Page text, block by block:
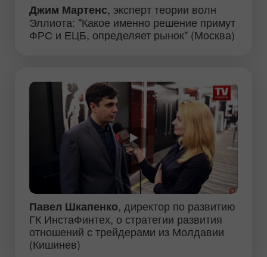
Джим Мартенс, эксперт теории волн
Эллиота: "Какое именно решение примут
ФРС и ЕЦБ, определяет рынок" (Москва)
Павел Шкапенко, директор по развитию
ГК ИнстаФинтех, о стратегии развития
отношений с трейдерами из Молдавии
(Кишинев)